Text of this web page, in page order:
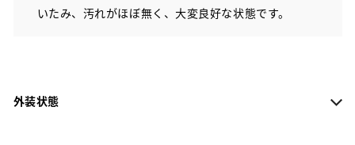
いたみ、汚れがほぼ無く、大変良好な状態です。
外装状態